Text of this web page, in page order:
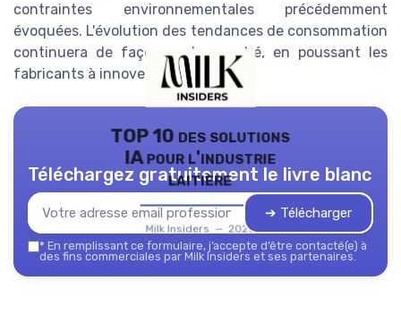
contraintes environnementales précédemment
évoquées. L'évolution des tendances de consommation
continuera de façonner le marché, en poussant les
fabricants à innover constamment.
TOP 10 des solutions
IA pour l'industrie
laitière
Milk Insiders — 2026
Téléchargez gratuitement le livre blanc
➔ Télécharger
* En remplissant ce formulaire, j’accepte d’être contacté(e) à
des fins commerciales par Milk Insiders et ses partenaires.